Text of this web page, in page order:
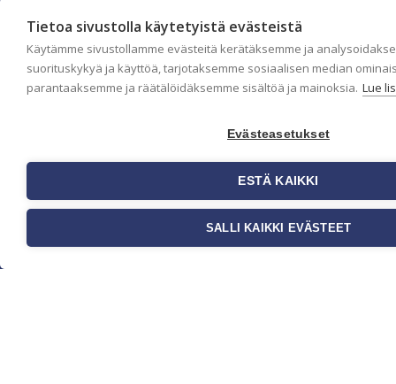
Tietoa sivustolla käytetyistä evästeistä
Käytämme sivustollamme evästeitä kerätäksemme ja
suorituskykyä ja käyttöä, tarjotaksemme sosiaalisen median
parantaaksemme ja räätälöidäksemme sisältöä ja mainoksia. Lue
Evästeasetukset
ESTÄ KAIKKI
SALLI KAIKKI EVÄSTEET
+358 2 837 69 480
[email protected]
Katso sijainti kartalta
Asiakaspalvelu ja
open Mon–Thu 8–16 h